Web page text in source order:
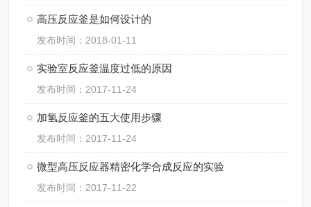
高压反应釜是如何设计的
发布时间：2018-01-11
实验室反应釜温度过低的原因
发布时间：2017-11-24
加氢反应釜的五大使用步骤
发布时间：2017-11-24
微型高压反应器精密化学合成反应的实验
发布时间：2017-11-22